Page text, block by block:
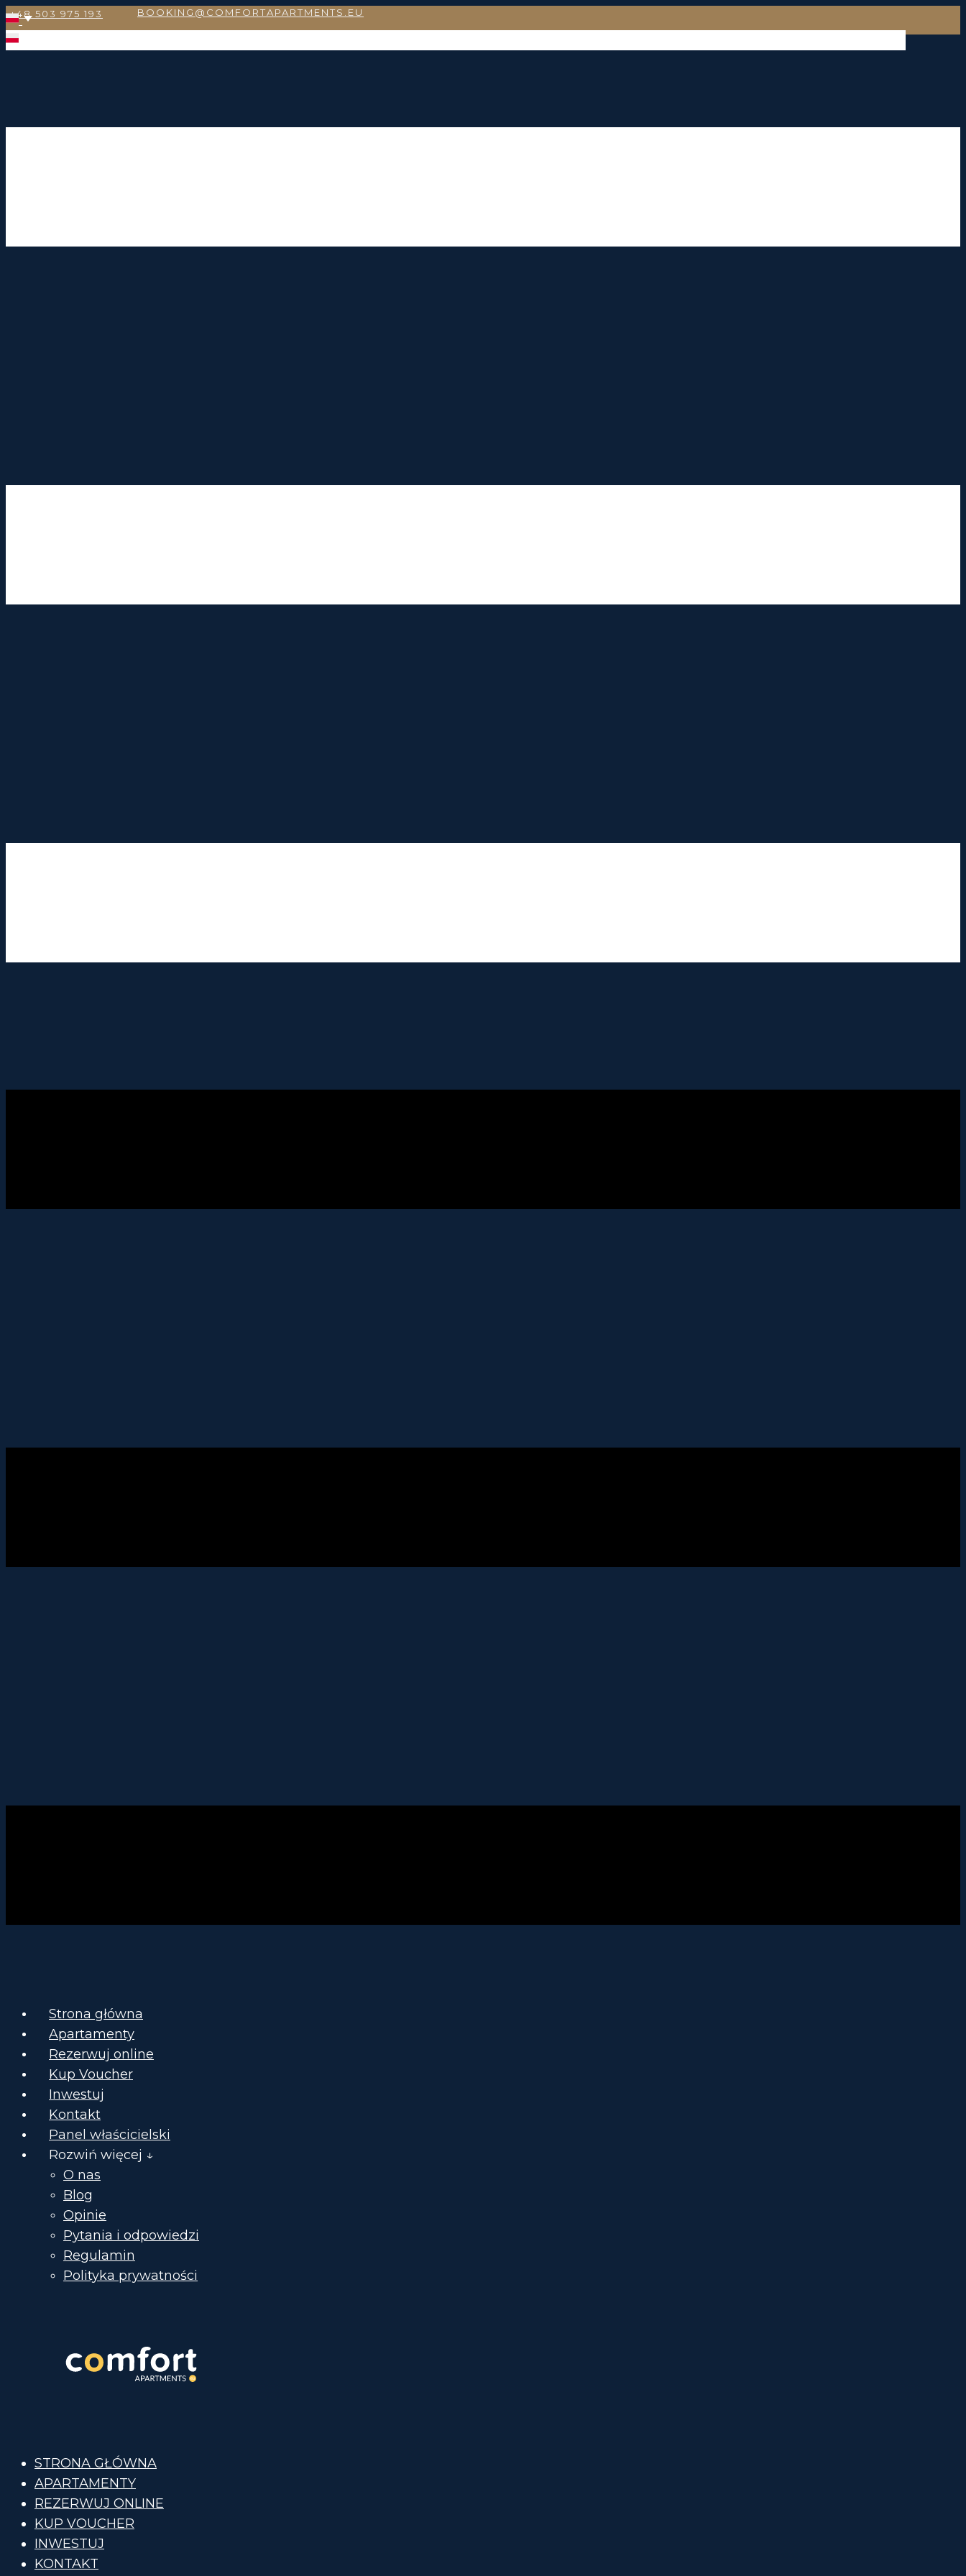
+48 503 975 193 BOOKING@COMFORTAPARTMENTS.EU
Strona główna
Apartamenty
Rezerwuj online
Kup Voucher
Inwestuj
Kontakt
Panel właścicielski
Rozwiń więcej ↓
O nas
Blog
Opinie
Pytania i odpowiedzi
Regulamin
Polityka prywatności
STRONA GŁÓWNA
APARTAMENTY
REZERWUJ ONLINE
KUP VOUCHER
INWESTUJ
KONTAKT